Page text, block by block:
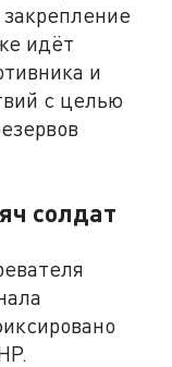
идёт
и
с целью
солдат